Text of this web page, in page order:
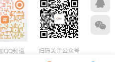
QQ频道 扫码关注公众号